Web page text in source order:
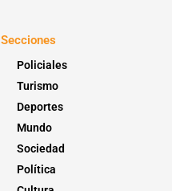
Secciones
Policiales
Turismo
Deportes
Mundo
Sociedad
Política